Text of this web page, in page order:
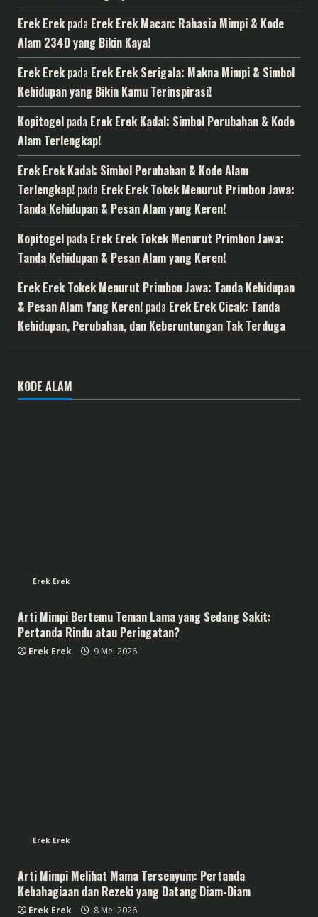
Erek Erek pada Erek Erek Macan: Rahasia Mimpi & Kode
Alam 234D yang Bikin Kaya!
Erek Erek pada Erek Erek Serigala: Makna Mimpi & Simbol
Kehidupan yang Bikin Kamu Terinspirasi!
Kopitogel pada Erek Erek Kadal: Simbol Perubahan & Kode
Alam Terlengkap!
Erek Erek Kadal: Simbol Perubahan & Kode Alam
Terlengkap! pada Erek Erek Tokek Menurut Primbon Jawa:
Tanda Kehidupan & Pesan Alam yang Keren!
Kopitogel pada Erek Erek Tokek Menurut Primbon Jawa:
Tanda Kehidupan & Pesan Alam yang Keren!
Erek Erek Tokek Menurut Primbon Jawa: Tanda Kehidupan
& Pesan Alam Yang Keren! pada Erek Erek Cicak: Tanda
Kehidupan, Perubahan, dan Keberuntungan Tak Terduga
KODE ALAM
Erek Erek
Arti Mimpi Bertemu Teman Lama yang Sedang Sakit:
Pertanda Rindu atau Peringatan?
Erek Erek 9 Mei 2026
Erek Erek
Arti Mimpi Melihat Mama Tersenyum: Pertanda
Kebahagiaan dan Rezeki yang Datang Diam-Diam
Erek Erek 8 Mei 2026